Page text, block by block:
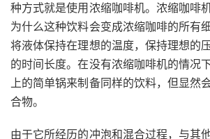
种方式就是使用浓缩咖啡机。浓缩咖啡
为什么这种饮料会变成浓缩咖啡的所有
将液体保持在理想的温度，保持理想的
的时间长度。在没有浓缩咖啡机的情况
上的简单锅来制备同样的饮料，但显然
合物。
由于它所经历的冲泡和混合过程，与其